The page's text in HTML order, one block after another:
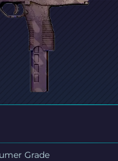
Grade